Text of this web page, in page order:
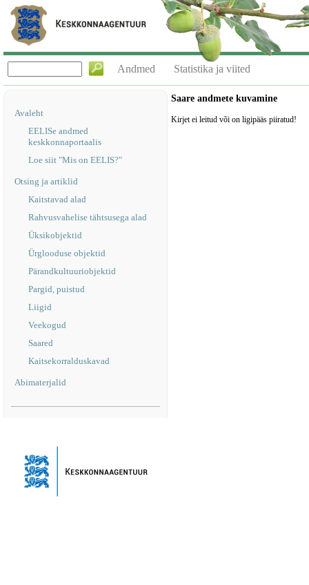
Andmed Statistika ja viited
Avaleht
EELISe andmed
keskkonnaportaalis
Loe siit "Mis on EELIS?"
Otsing ja artiklid
Kaitstavad alad
Rahvusvahelise tähtsusega alad
Üksikobjektid
Ürglooduse objektid
Pärandkultuuriobjektid
Pargid, puistud
Liigid
Veekogud
Saared
Kaitsekorralduskavad
Abimaterjalid
Saare andmete kuvamine
Kirjet ei leitud või on ligipääs piiratud!